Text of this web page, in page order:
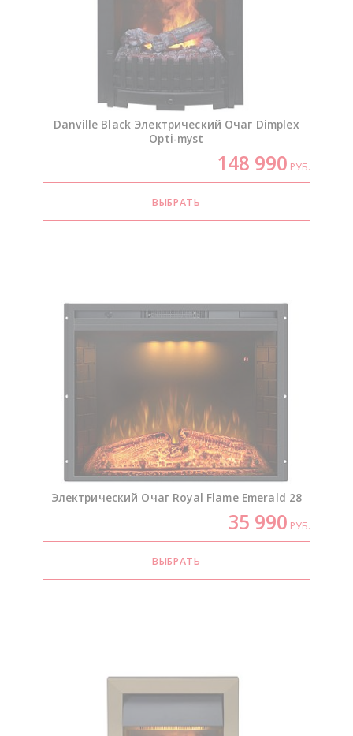
Danville Black Электрический Очаг Dimplex
Opti-myst
148 990 РУБ.
Электрический Очаг Royal Flame Emerald 28
35 990 РУБ.